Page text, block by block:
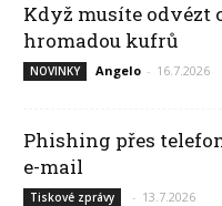
Když musíte odvézt
hromadou kufrů
NOVINKY Angelo - 16.7.2026
Phishing přes
e-mail
Tiskové zprávy - 13.7.2026